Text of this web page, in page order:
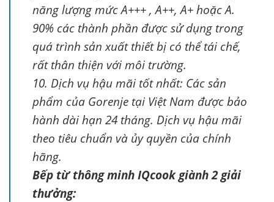
năng lượng mức A+++ , A++, A+ hoặc A.
90% các thành phần được sử dụng trong
quá trình sản xuất thiết bị có thể tái chế,
rất thân thiện với môi trường.
10. Dịch vụ hậu mãi tốt nhất: Các sản
phẩm của Gorenje tại Việt Nam được bảo
hành dài hạn 24 tháng. Dịch vụ hậu mãi
theo tiêu chuẩn và ủy quyền của chính
hãng.
Bếp từ thông minh IQcook giành 2 giải
thưởng: